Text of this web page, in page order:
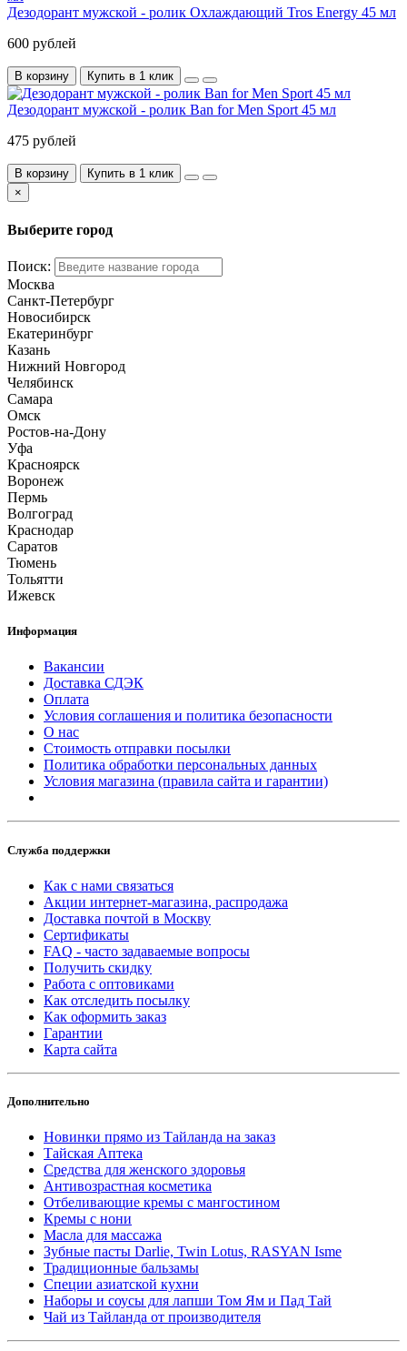
Дезодорант мужской - ролик Охлаждающий Tros Energy 45 мл
600 рублей
В корзину Купить в 1 клик
Дезодорант мужской - ролик Ban for Men Sport 45 мл
475 рублей
В корзину
Купить в 1 клик
×
Выберите город
Поиск:
Москва
Санкт-Петербург
Новосибирск
Екатеринбург
Казань
Нижний Новгород
Челябинск
Самара
Омск
Ростов-на-Дону
Уфа
Красноярск
Воронеж
Пермь
Волгоград
Краснодар
Саратов
Тюмень
Тольятти
Ижевск
Информация
Вакансии
Доставка СДЭК
Оплата
Условия соглашения и политика безопасности
О нас
Стоимость отправки посылки
Политика обработки персональных данных
Условия магазина (правила сайта и гарантии)
Служба поддержки
Как с нами связаться
Акции интернет-магазина, распродажа
Доставка почтой в Москву
Сертификаты
FAQ - часто задаваемые вопросы
Получить скидку
Работа с оптовиками
Как отследить посылку
Как оформить заказ
Гарантии
Карта сайта
Дополнительно
Новинки прямо из Тайланда на заказ
Тайская Аптека
Средства для женского здоровья
Антивозрастная косметика
Отбеливающие кремы с мангостином
Кремы с нони
Масла для массажа
Зубные пасты Darlie, Twin Lotus, RASYAN Isme
Традиционные бальзамы
Специи азиатской кухни
Наборы и соусы для лапши Том Ям и Пад Тай
Чай из Тайланда от производителя